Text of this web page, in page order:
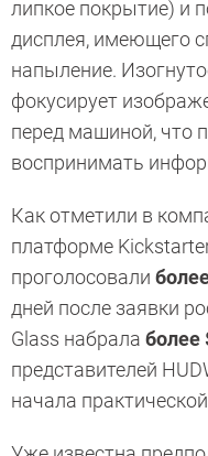
липкое покрытие) и
дисплея, имеющего
напыление.
фокусирует
перед машиной, что
воспринимать
Как отметили в
платформе
проголосовали
дней после заявки
Glass набрала более
представителей
начала